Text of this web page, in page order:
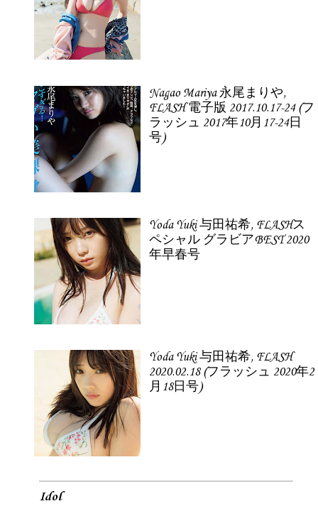
Nagao Mariya 永尾まりや,
FLASH 電子版 2017.10.17-24 (フ
ラッシュ 2017年10月17-24日
号)
Yoda Yuki 与田祐希, FLASHス
ペシャル グラビアBEST 2020
年早春号
Yoda Yuki 与田祐希, FLASH
2020.02.18 (フラッシュ 2020年2
月18日号)
Idol